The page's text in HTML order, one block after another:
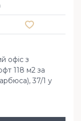
офіс з
118 м2 за
37/1 у